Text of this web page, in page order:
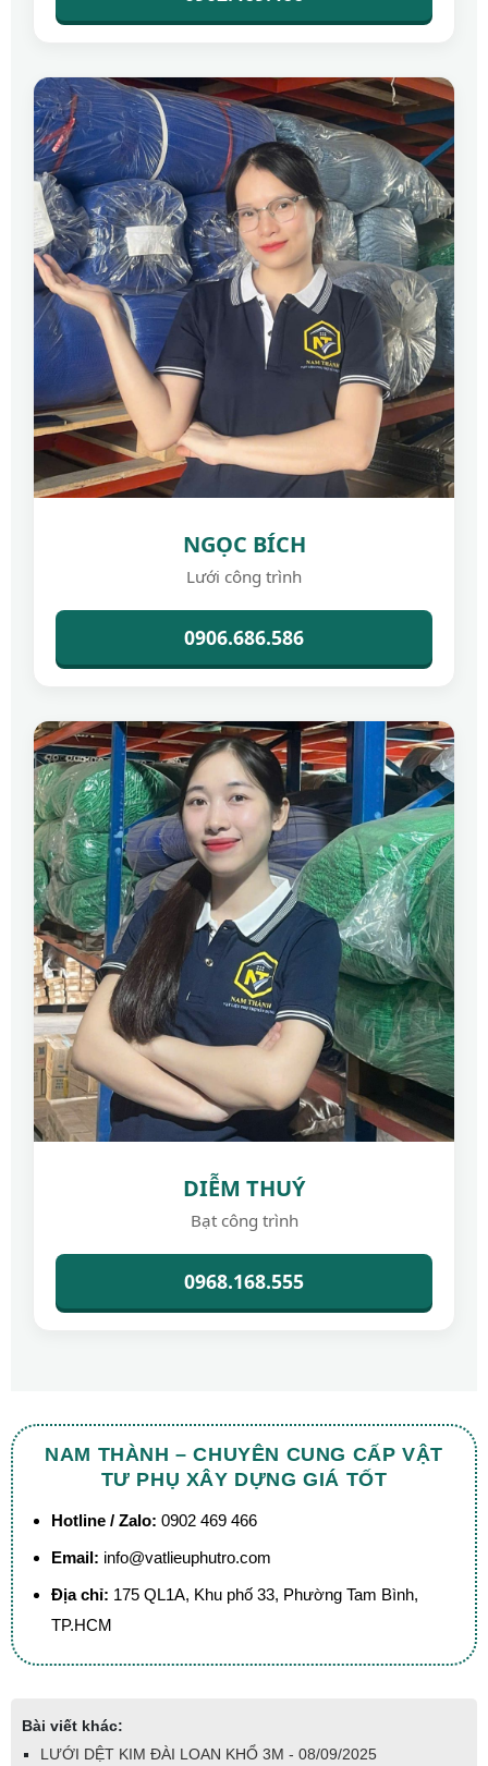
NGỌC BÍCH
Lưới công trình
0906.686.586
DIỄM THUÝ
Bạt công trình
0968.168.555
NAM THÀNH – CHUYÊN CUNG CẤP VẬT
TƯ PHỤ XÂY DỰNG GIÁ TỐT
Hotline / Zalo: 0902 469 466
Email: info@vatlieuphutro.com
Địa chỉ: 175 QL1A, Khu phố 33, Phường Tam Bình,
TP.HCM
Bài viết khác:
LƯỚI DỆT KIM ĐÀI LOAN KHỔ 3M - 08/09/2025